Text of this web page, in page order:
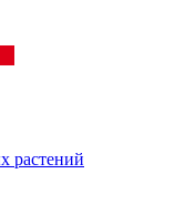
растений